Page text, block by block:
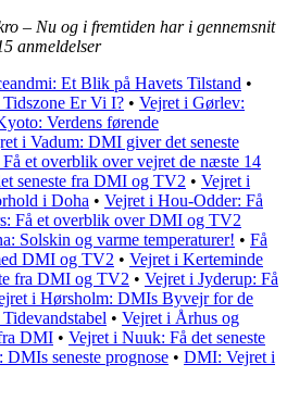
– Nu og i fremtiden har i gennemsnit
anmeldelser
Et Blik på Havets Tilstand •
Er Vi I? • Vejret i Gørlev:
Verdens førende
i Vadum: DMI giver det seneste
et overblik over vejret de næste 14
seneste fra DMI og TV2 • Vejret i
i Doha • Vejret i Hou-Odder: Få
Få et overblik over DMI og TV2
Solskin og varme temperaturer! • Få
DMI og TV2 • Vejret i Kerteminde
fra DMI og TV2 • Vejret i Jyderup: Få
i Hørsholm: DMIs Byvejr for de
• Vejret i Århus og
DMI • Vejret i Nuuk: Få det seneste
seneste prognose • DMI: Vejret i